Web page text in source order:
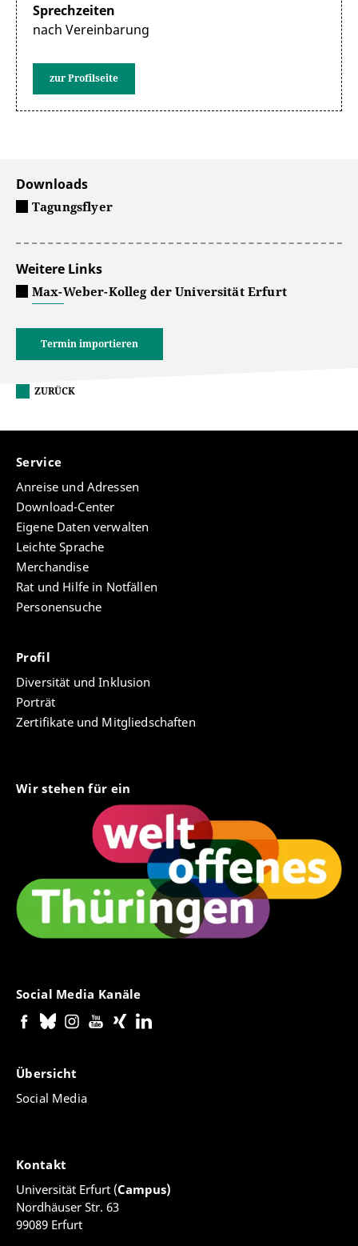
Sprechzeiten
nach Vereinbarung
zur Profilseite
Downloads
Tagungsflyer
Weitere Links
Max-Weber-Kolleg der Universität Erfurt
Termin importieren
ZURÜCK
Service
Anreise und Adressen
Download-Center
Eigene Daten verwalten
Leichte Sprache
Merchandise
Rat und Hilfe in Notfällen
Personensuche
Profil
Diversität und Inklusion
Porträt
Zertifikate und Mitgliedschaften
Wir stehen für ein
Social Media Kanäle
Übersicht
Social Media
Kontakt
Universität Erfurt (Campus)
Nordhäuser Str. 63
99089 Erfurt